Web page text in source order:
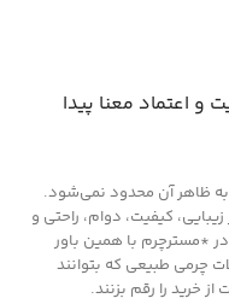
و اعتماد معنا پیدا
به ظاهر آن محدود نمی‌شود.
کیفیت، دوام، راحتی و
*مسترچرم با همین باور
چرمی طبیعی که بتوانند
خرید را رقم بزنند.